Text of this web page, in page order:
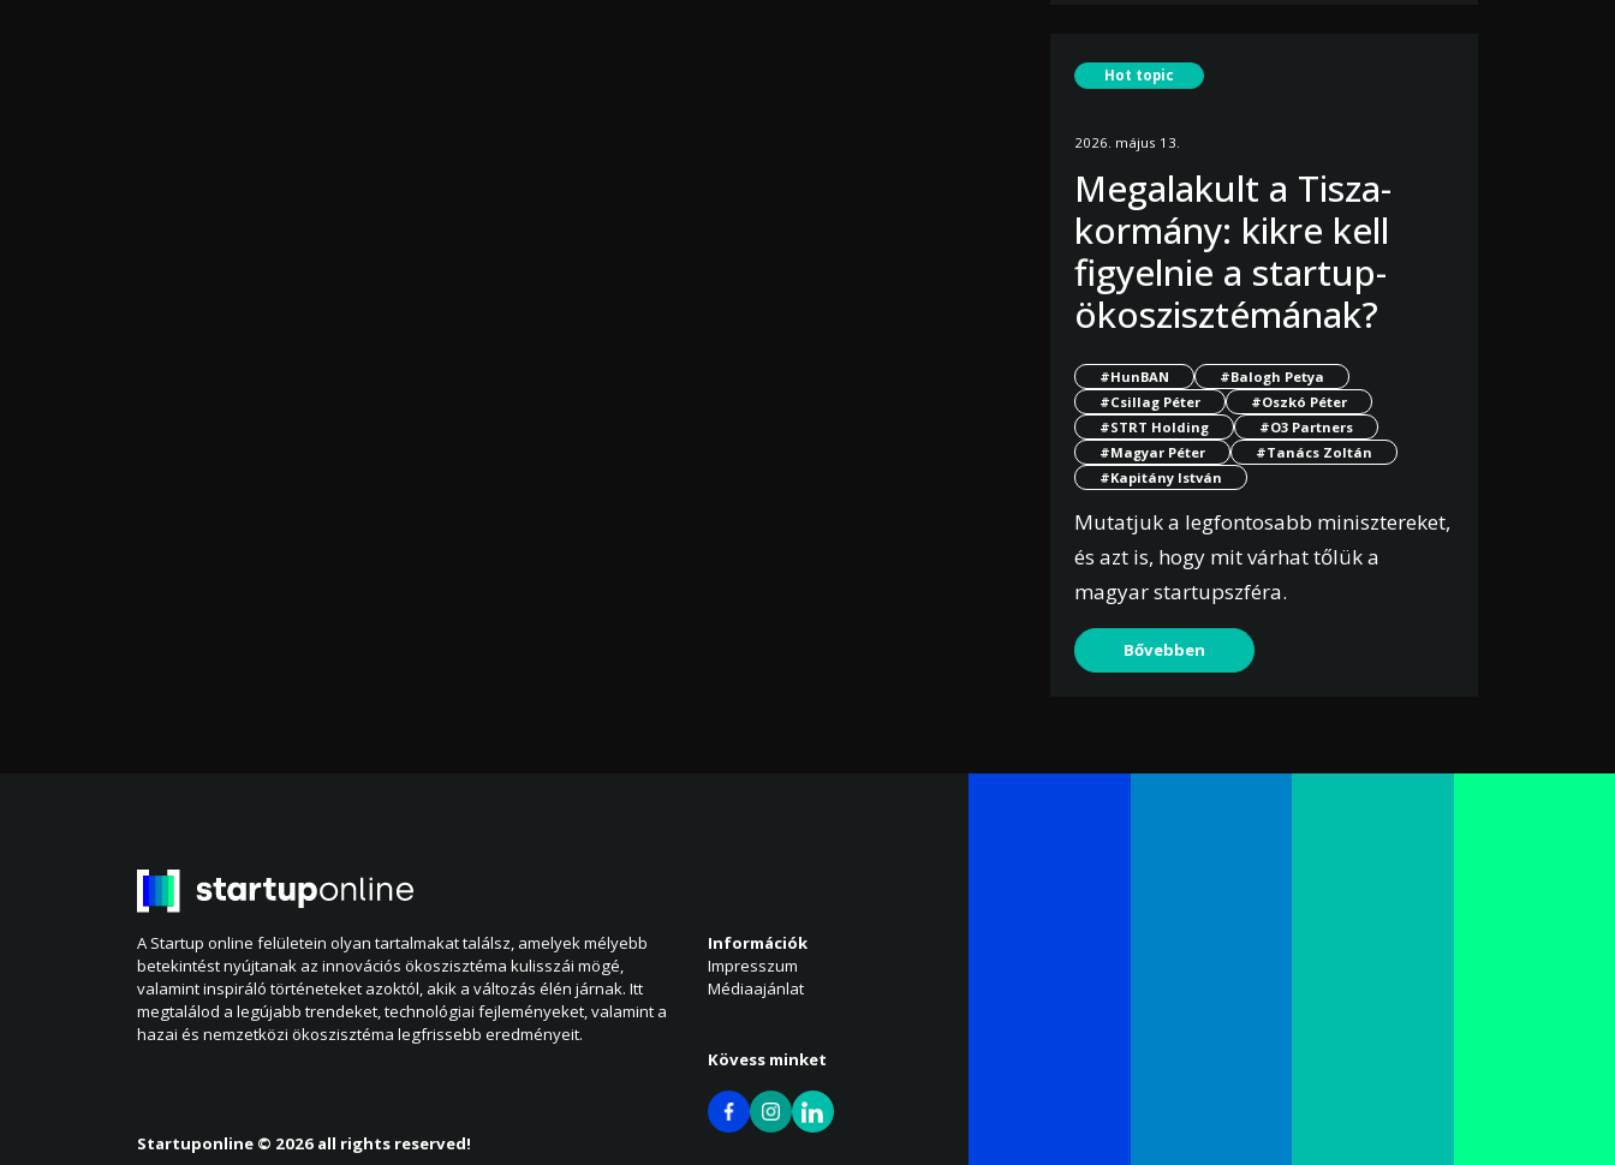
Hot topic
2026. május 13.
Megalakult a Tisza-
kormány: kikre kell
figyelnie a startup-
ökoszisztémának?
#HunBAN
#Balogh Petya
#Csillag Péter
#Oszkó Péter
#STRT Holding
#O3 Partners
#Magyar Péter
#Tanács Zoltán
#Kapitány István
Mutatjuk a legfontosabb minisztereket,
és azt is, hogy mit várhat tőlük a
magyar startupszféra.
Bővebben
A Startup online felületein olyan tartalmakat találsz, amelyek mélyebb
betekintést nyújtanak az innovációs ökoszisztéma kulisszái mögé,
valamint inspiráló történeteket azoktól, akik a változás élén járnak. Itt
megtalálod a legújabb trendeket, technológiai fejleményeket, valamint a
hazai és nemzetközi ökoszisztéma legfrissebb eredményeit.
Információk
Impresszum
Médiaajánlat
Kövess minket
Startuponline © 2026 all rights reserved!